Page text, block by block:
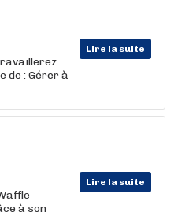
Lire la suite
de : Gérer à
Lire la suite
à son